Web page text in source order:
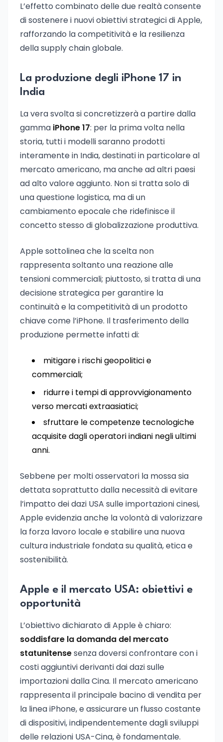
L’effetto combinato delle due realtà consente
di sostenere i nuovi obiettivi strategici di Apple,
rafforzando la competitività e la resilienza
della supply chain globale.
La produzione degli iPhone 17 in
India
La vera svolta si concretizzerà a partire dalla
gamma iPhone 17: per la prima volta nella
storia, tutti i modelli saranno prodotti
interamente in India, destinati in particolare al
mercato americano, ma anche ad altri paesi
ad alto valore aggiunto. Non si tratta solo di
una questione logistica, ma di un
cambiamento epocale che ridefinisce il
concetto stesso di globalizzazione produttiva.
Apple sottolinea che la scelta non
rappresenta soltanto una reazione alle
tensioni commerciali; piuttosto, si tratta di una
decisione strategica per garantire la
continuità e la competitività di un prodotto
chiave come l’iPhone. Il trasferimento della
produzione permette infatti di:
mitigare i rischi geopolitici e
commerciali;
ridurre i tempi di approvvigionamento
verso mercati extraasiatici;
sfruttare le competenze tecnologiche
acquisite dagli operatori indiani negli ultimi
anni.
Sebbene per molti osservatori la mossa sia
dettata soprattutto dalla necessità di evitare
l’impatto dei dazi USA sulle importazioni cinesi,
Apple evidenzia anche la volontà di valorizzare
la forza lavoro locale e stabilire una nuova
cultura industriale fondata su qualità, etica e
sostenibilità.
Apple e il mercato USA: obiettivi e
opportunità
L’obiettivo dichiarato di Apple è chiaro:
soddisfare la domanda del mercato
statunitensesenza doversi confrontare con i
costi aggiuntivi derivanti dai dazi sulle
importazioni dalla Cina. Il mercato americano
rappresenta il principale bacino di vendita per
la linea iPhone, e assicurare un flusso costante
di dispositivi, indipendentemente dagli sviluppi
delle relazioni USA-Cina, è fondamentale.